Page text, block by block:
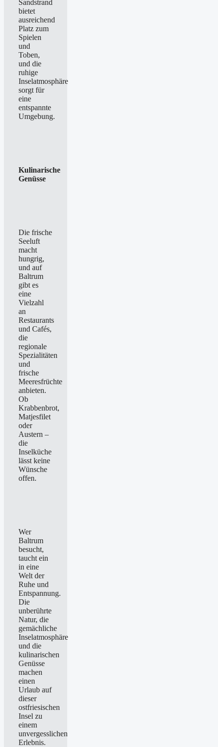
Sandstrand
bietet
ausreichend
Platz zum
Spielen
und
Toben,
und die
ruhige
Inselatmosphäre
sorgt für
eine
entspannte
Umgebung.
Kulinarische
Genüsse
Die frische
Seeluft
macht
hungrig,
und auf
Baltrum
gibt es
eine
Vielzahl
an
Restaurants
und Cafés,
die
regionale
Spezialitäten
und
frische
Meeresfrüchte
anbieten.
Ob
Krabbenbrot,
Matjesfilet
oder
Austern –
die
Inselküche
lässt keine
Wünsche
offen.
Wer
Baltrum
besucht,
taucht ein
in eine
Welt der
Ruhe und
Entspannung.
Die
unberührte
Natur, die
gemächliche
Inselatmosphäre
und die
kulinarischen
Genüsse
machen
einen
Urlaub auf
dieser
ostfriesischen
Insel zu
einem
unvergesslichen
Erlebnis.